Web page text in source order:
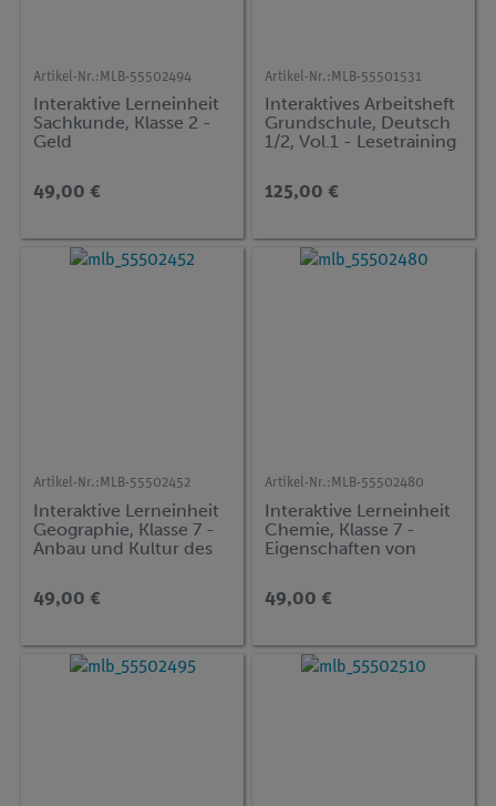
Artikel-Nr.: MLB-55502494
Interaktive Lerneinheit
Sachkunde, Klasse 2 -
Geld
49,00 €
Artikel-Nr.: MLB-55501531
Interaktives Arbeitsheft
Grundschule, Deutsch
1/2, Vol.1 - Lesetraining
125,00 €
Artikel-Nr.: MLB-55502452
Interaktive Lerneinheit
Geographie, Klasse 7 -
Anbau und Kultur des
49,00 €
Artikel-Nr.: MLB-55502480
Interaktive Lerneinheit
Chemie, Klasse 7 -
Eigenschaften von
49,00 €